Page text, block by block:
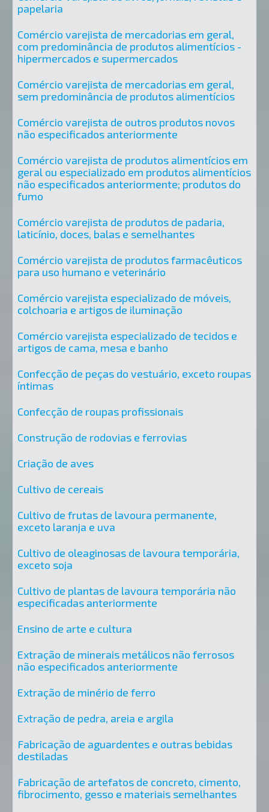
papelaria
Comércio varejista de mercadorias em geral,
com predominância de produtos alimentícios -
hipermercados e supermercados
Comércio varejista de mercadorias em geral,
sem predominância de produtos alimentícios
Comércio varejista de outros produtos novos
não especificados anteriormente
Comércio varejista de produtos alimentícios em
geral ou especializado em produtos alimentícios
não especificados anteriormente; produtos do
fumo
Comércio varejista de produtos de padaria,
laticínio, doces, balas e semelhantes
Comércio varejista de produtos farmacêuticos
para uso humano e veterinário
Comércio varejista especializado de móveis,
colchoaria e artigos de iluminação
Comércio varejista especializado de tecidos e
artigos de cama, mesa e banho
Confecção de peças do vestuário, exceto roupas
íntimas
Confecção de roupas profissionais
Construção de rodovias e ferrovias
Criação de aves
Cultivo de cereais
Cultivo de frutas de lavoura permanente,
exceto laranja e uva
Cultivo de oleaginosas de lavoura temporária,
exceto soja
Cultivo de plantas de lavoura temporária não
especificadas anteriormente
Ensino de arte e cultura
Extração de minerais metálicos não ferrosos
não especificados anteriormente
Extração de minério de ferro
Extração de pedra, areia e argila
Fabricação de aguardentes e outras bebidas
destiladas
Fabricação de artefatos de concreto, cimento,
fibrocimento, gesso e materiais semelhantes